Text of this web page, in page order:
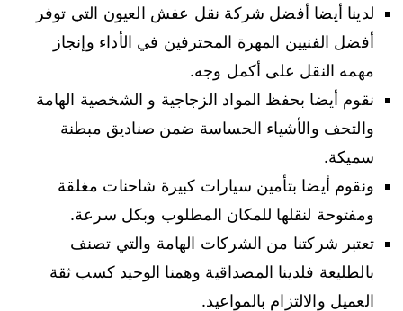
لدينا أيضا أفضل شركة نقل عفش العيون التي توفر
أفضل الفنيين المهرة المحترفين في الأداء وإنجاز
مهمه النقل على أكمل وجه.
نقوم أيضا بحفظ المواد الزجاجية و الشخصية الهامة
والتحف والأشياء الحساسة ضمن صناديق مبطنة
سميكة.
ونقوم أيضا بتأمين سيارات كبيرة شاحنات مغلقة
ومفتوحة لنقلها للمكان المطلوب وبكل سرعة.
تعتبر شركتنا من الشركات الهامة والتي تصنف
بالطليعة فلدينا المصداقية وهمنا الوحيد كسب ثقة
العميل والالتزام بالمواعيد.